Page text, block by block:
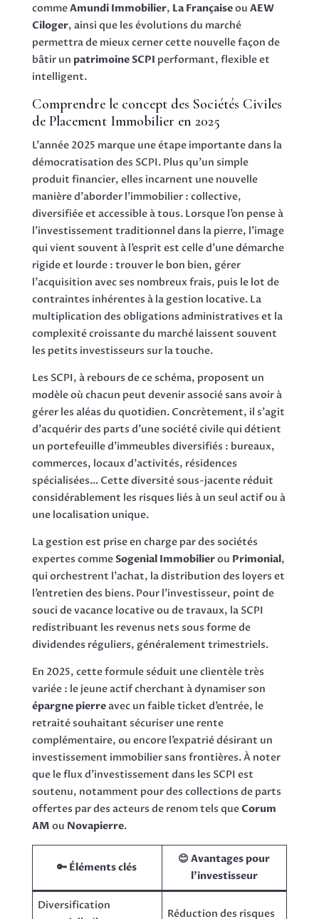
commeAmundi Immobilier, La Françaiseou AEW
Ciloger, ainsi que les évolutions du marché
permettra de mieux cerner cette nouvelle façon de
bâtir un patrimoine SCPI performant, flexible et
intelligent.
Comprendre le concept des Sociétés Civiles
de Placement Immobilier en 2025
L’année 2025 marque une étape importante dans la
démocratisation des SCPI. Plus qu’un simple
produit financier, elles incarnent une nouvelle
manière d’aborder l’immobilier : collective,
diversifiée et accessible à tous. Lorsque l’on pense à
l’investissement traditionnel dans la pierre, l’image
qui vient souvent à l’esprit est celle d’une démarche
rigide et lourde : trouver le bon bien, gérer
l’acquisition avec ses nombreux frais, puis le lot de
contraintes inhérentes à la gestion locative. La
multiplication des obligations administratives et la
complexité croissante du marché laissent souvent
les petits investisseurs sur la touche.
Les SCPI, à rebours de ce schéma, proposent un
modèle où chacun peut devenir associé sans avoir à
gérer les aléas du quotidien. Concrètement, il s’agit
d’acquérir des parts d’une société civile qui détient
un portefeuille d’immeubles diversifiés : bureaux,
commerces, locaux d’activités, résidences
spécialisées… Cette diversité sous-jacente réduit
considérablement les risques liés à un seul actif ou à
une localisation unique.
La gestion est prise en charge par des sociétés
expertes commeSogenial Immobilierou Primonial,
qui orchestrent l’achat, la distribution des loyers et
l’entretien des biens. Pour l’investisseur, point de
souci de vacance locative ou de travaux, la SCPI
redistribuant les revenus nets sous forme de
dividendes réguliers, généralement trimestriels.
En 2025, cette formule séduit une clientèle très
variée : le jeune actif cherchant à dynamiser son
épargne pierreavec un faible ticket d’entrée, le
retraité souhaitant sécuriser une rente
complémentaire, ou encore l’expatrié désirant un
investissement immobilier sans frontières. À noter
que le flux d’investissement dans les SCPI est
soutenu, notamment pour des collections de parts
offertes par des acteurs de renom tels queCorum
AM ou Novapierre.
🔑 Éléments clés
😊 Avantages pour
l’investisseur
Diversification
Réduction des risques